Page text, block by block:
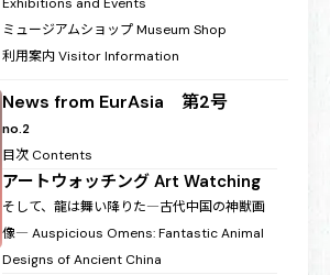
ミュージアムショップ Museum Shop
利用案内Visitor Information
News from EurAsia 第2号
no.2
目次 Contents
アートウォッチング Art Watching
そして、龍は舞い降りた―古代中国の神獣画
像― Auspicious Omens: Fantastic Animal
Designs of Ancient China